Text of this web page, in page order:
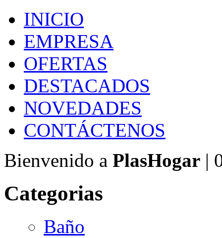
INICIO
EMPRESA
OFERTAS
DESTACADOS
NOVEDADES
CONTÁCTENOS
Bienvenido a PlasHogar |
Categorias
Baño